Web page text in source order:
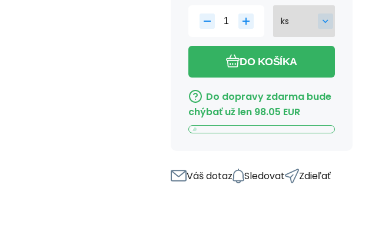
DO KOŠÍKA
Do dopravy zdarma bude
chýbať už len 98.05 EUR
Váš dotaz Sledovat Zdieľať